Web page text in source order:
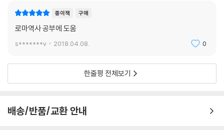
종이책 구매
로마역사 공부에 도움
s*******v 2018.04.08. 0
한줄평 전체보기
배송/반품/교환 안내